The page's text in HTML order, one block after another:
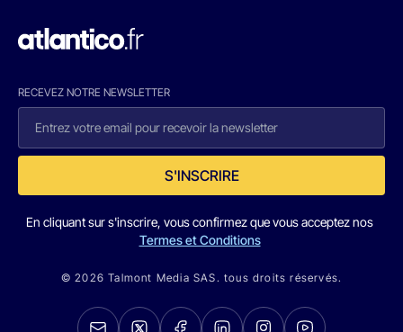
RECEVEZ NOTRE NEWSLETTER
S'INSCRIRE
En cliquant sur s'inscrire, vous confirmez que vous acceptez nos
Termes et Conditions
© 2026 Talmont Media SAS. tous droits réservés.